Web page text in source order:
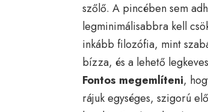
szőlő. A pincében sem
legminimálisabbra kell
inkább filozófia, mint
bízza, és a lehető
Fontos megemlíteni,
rájuk egységes, szigorú